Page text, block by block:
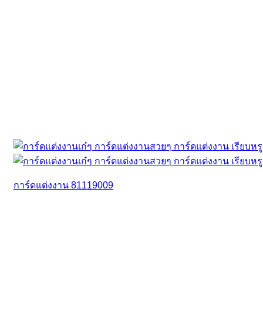
การ์ดแต่งงาน 81119009